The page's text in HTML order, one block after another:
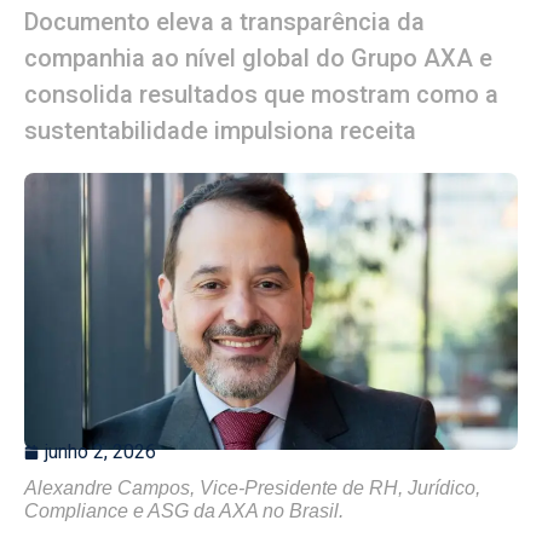
Documento eleva a transparência da
companhia ao nível global do Grupo AXA e
consolida resultados que mostram como a
sustentabilidade impulsiona receita
junho 2, 2026
Alexandre Campos, Vice-Presidente de RH, Jurídico,
Compliance e ASG da AXA no Brasil.